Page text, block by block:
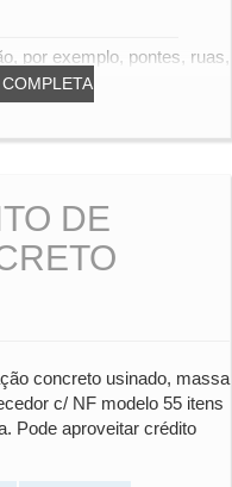
por exemplo, pontes, ruas,
DE
concreto usinado, massa
c/ NF modelo 55 itens
Pode aproveitar crédito